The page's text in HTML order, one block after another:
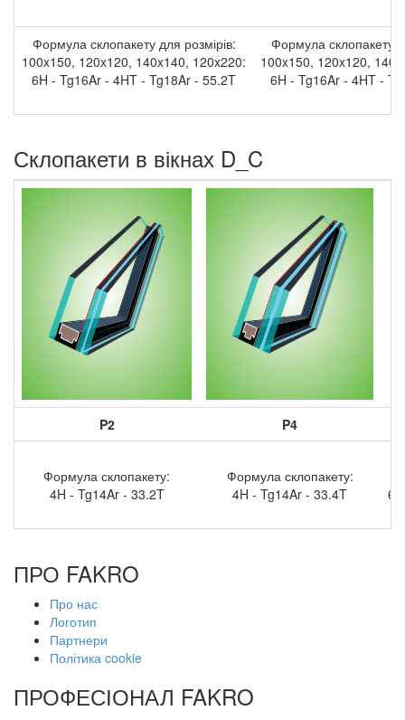
Формула склопакету для розмірів:
100x150, 120x120, 140x140, 120x220:
6H - Tg16Ar - 4HT - Tg18Ar - 55.2T
Формула склопакету
100x150, 120x120,
6H - Tg16Ar - 4HT -
Склопакети в вікнах D_C
P2 P4
Формула склопакету:
4H - Tg14Ar - 33.2T
Формула склопакету:
4H - Tg14Ar - 33.4T
ПРО FAKRO
Про нас
Логотип
Партнери
Політика cookie
ПРОФЕСІОНАЛ FAKRO